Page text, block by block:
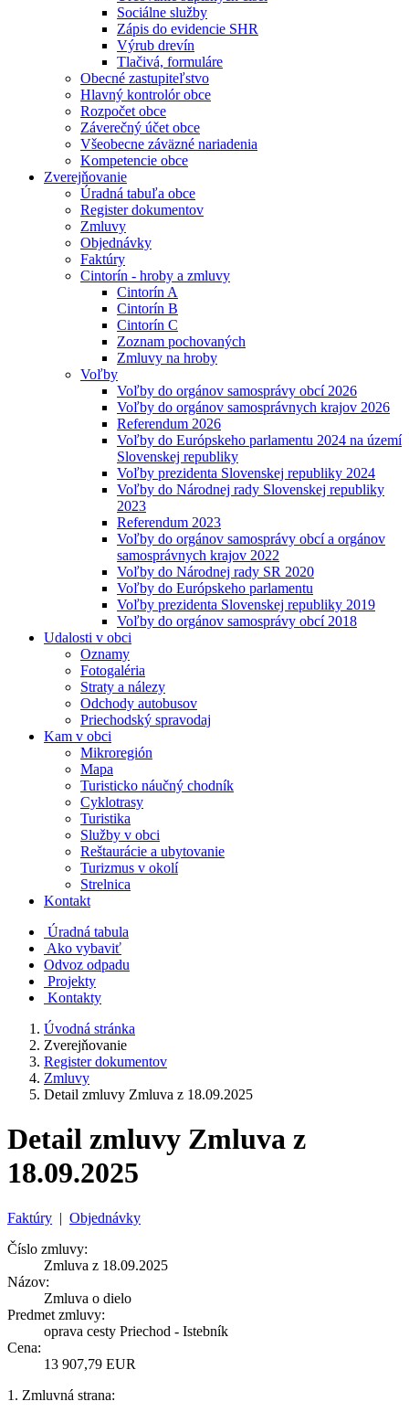
Sociálne služby
Zápis do evidencie SHR
Výrub drevín
Tlačivá, formuláre
Obecné zastupiteľstvo
Hlavný kontrolór obce
Rozpočet obce
Záverečný účet obce
Všeobecne záväzné nariadenia
Kompetencie obce
Zverejňovanie
Úradná tabuľa obce
Register dokumentov
Zmluvy
Objednávky
Faktúry
Cintorín - hroby a zmluvy
Cintorín A
Cintorín B
Cintorín C
Zoznam pochovaných
Zmluvy na hroby
Voľby
Voľby do orgánov samosprávy obcí 2026
Voľby do orgánov samosprávnych krajov 2026
Referendum 2026
Voľby do Európskeho parlamentu 2024 na území
Slovenskej republiky
Voľby prezidenta Slovenskej republiky 2024
Voľby do Národnej rady Slovenskej republiky
2023
Referendum 2023
Voľby do orgánov samosprávy obcí a orgánov
samosprávnych krajov 2022
Voľby do Národnej rady SR 2020
Voľby do Európskeho parlamentu
Voľby prezidenta Slovenskej republiky 2019
Voľby do orgánov samosprávy obcí 2018
Udalosti v obci
Oznamy
Fotogaléria
Straty a nálezy
Odchody autobusov
Priechodský spravodaj
Kam v obci
Mikroregión
Mapa
Turisticko náučný chodník
Cyklotrasy
Turistika
Služby v obci
Reštaurácie a ubytovanie
Turizmus v okolí
Strelnica
Kontakt
Úradná tabula
Ako vybaviť
Odvoz odpadu
Projekty
Kontakty
Úvodná stránka
Zverejňovanie
Register dokumentov
Zmluvy
Detail zmluvy Zmluva z 18.09.2025
Detail zmluvy Zmluva z
18.09.2025
Faktúry | Objednávky
Číslo zmluvy:
Zmluva z 18.09.2025
Názov:
Zmluva o dielo
Predmet zmluvy:
oprava cesty Priechod - Istebník
Cena:
13 907,79 EUR
1. Zmluvná strana: